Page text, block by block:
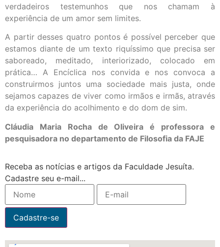
verdadeiros testemunhos que nos chamam à
experiência de um amor sem limites.
A partir desses quatro pontos é possível perceber que
estamos diante de um texto riquíssimo que precisa ser
saboreado, meditado, interiorizado, colocado em
prática… A Encíclica nos convida e nos convoca a
construirmos juntos uma sociedade mais justa, onde
sejamos capazes de viver como irmãos e irmãs, através
da experiência do acolhimento e do dom de sim.
Cláudia Maria Rocha de Oliveira é professora e
pesquisadora no departamento de Filosofia da FAJE
Receba as notícias e artigos da Faculdade Jesuíta.
Cadastre seu e-mail...